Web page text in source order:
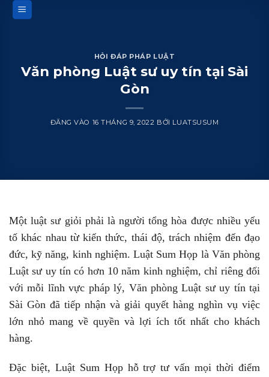
qua
HỎI ĐÁP PHÁP LUẬT
Văn phòng Luật sư uy tín tại Sài
Gòn
ĐĂNG VÀO 16 THÁNG 9, 2022 BỞI LUATSUSUM
Một luật sư giỏi phải là người tổng hòa được nhiều yếu
tố khác nhau từ kiến thức, thái độ, trách nhiệm đến đạo
đức, kỹ năng, kinh nghiệm. Luật Sum Họp là Văn phòng
Luật sư uy tín có hơn 10 năm kinh nghiệm, chỉ riêng đối
với mỗi lĩnh vực pháp lý, Văn phòng Luật sư uy tín tại
Sài Gòn đã tiếp nhận và giải quyết hàng nghìn vụ việc
lớn nhỏ mang về quyền và lợi ích tốt nhất cho khách
hàng.
Đặc biệt, Luật Sum Họp hỗ trợ tư vấn mọi thời điểm